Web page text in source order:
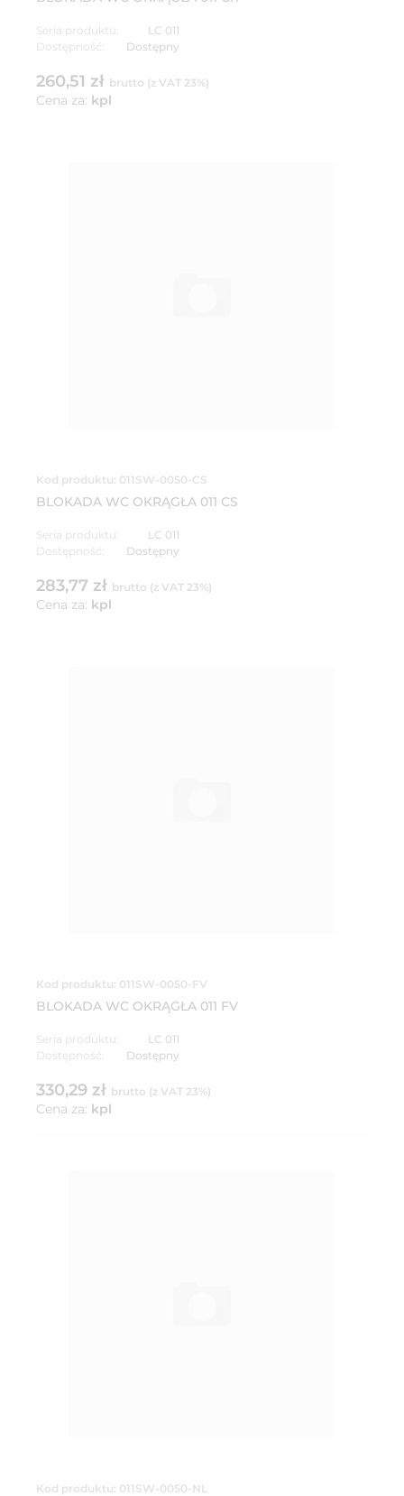
Seria produktu:
LC 011
Dostępność:
Dostępny
260,51 zł brutto (z VAT 23%)
Cena za: kpl
Kod produktu: 011SW-0050-CS
BLOKADA WC OKRĄGŁA 011 CS
Seria produktu:
LC 011
Dostępność:
Dostępny
283,77 zł brutto (z VAT 23%)
Cena za: kpl
Kod produktu: 011SW-0050-FV
BLOKADA WC OKRĄGŁA 011 FV
Seria produktu:
LC 011
Dostępność:
Dostępny
330,29 zł brutto (z VAT 23%)
Cena za: kpl
Kod produktu: 011SW-0050-NL